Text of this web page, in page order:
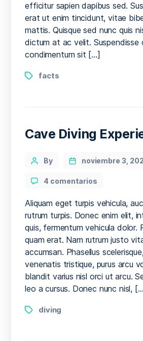
surf
music
efficitur sapien dapibus sed.
erat ut enim tincidunt, vitae
mattis. Quisque sed nunc quis
dictum at ac velit. Suspendisse
condimentum sit […]
Tagsfacts
Cave Diving
Categories
PostBy noviembre 3,
4 comentarios
Diving
Experience
Aliquam eget turpis vehicula,
rutrum turpis. Donec enim elit,
quis, fermentum vehicula dolor.
quam erat. Nam rutrum justo
accumsan. Phasellus
venenatis tristique, purus arcu
blandit varius nisl orci ut arcu.
leo a cursus. Donec nunc nisl,
Tagsdiving